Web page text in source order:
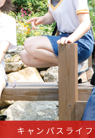
キャンパスライフ